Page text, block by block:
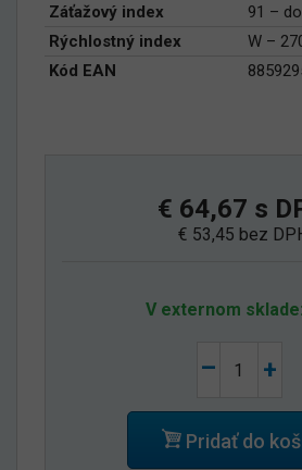
Záťažový index
91 –
Rýchlostný index
W –
Kód EAN
€ 64,67 s
€ 53,45 bez
V externom
– +
Pridať do